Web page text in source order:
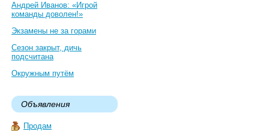
Андрей Иванов: «Игрой
команды доволен!»
Экзамены не за горами
Сезон закрыт, дичь
подсчитана
Окружным путём
Объявления
Продам